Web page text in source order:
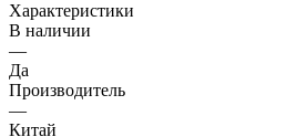
Характеристики
В наличии
—
Да
Производитель
—
Китай